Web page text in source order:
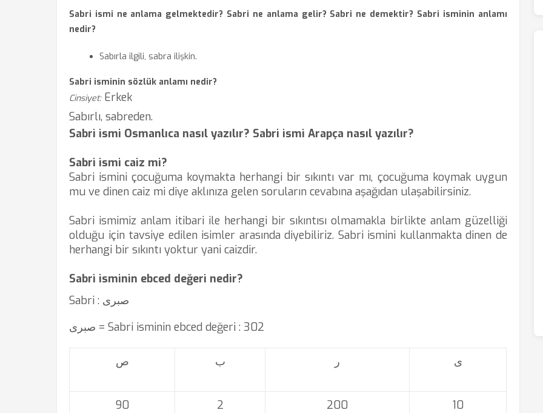
Sabri ismi ne anlama gelmektedir? Sabri ne anlama gelir? Sabri ne demektir? Sabri isminin anlamı
nedir?
Sabırla ilgili, sabra ilişkin.
Sabri isminin sözlük anlamı nedir?
Cinsiyet:Erkek
Sabırlı, sabreden.
Sabri ismi Osmanlıca nasıl yazılır? Sabri ismi Arapça nasıl yazılır?
Sabri ismi caiz mi?
Sabri ismini çocuğuma koymakta herhangi bir sıkıntı var mı, çocuğuma koymak uygun
mu ve dinen caiz mi diye aklınıza gelen soruların cevabına aşağıdan ulaşabilirsiniz.
Sabri ismimiz anlam itibari ile herhangi bir sıkıntısı olmamakla birlikte anlam güzelliği
olduğu için tavsiye edilen isimler arasında diyebiliriz. Sabri ismini kullanmakta dinen de
herhangi bir sıkıntı yoktur yani caizdir.
Sabri isminin ebced değeri nedir?
Sabri : صبری
صبری = Sabri isminin ebced değeri : 302
ص ب ر ی
90 2 200 10